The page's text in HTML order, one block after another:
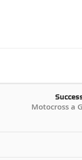
Motocross a